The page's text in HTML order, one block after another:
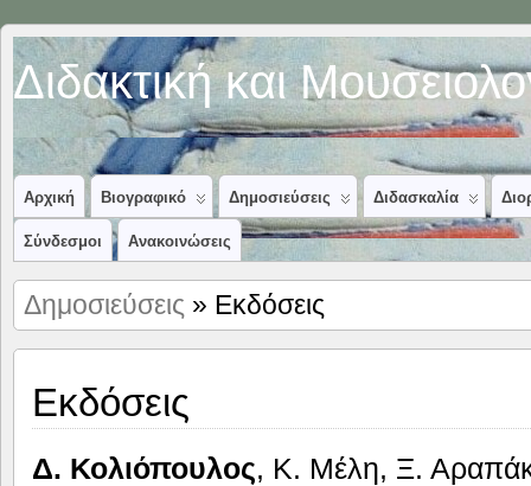
Διδακτική και
Αρχική Βιογραφικό Δημοσιεύσεις Διδασκαλία
Σύνδεσμοι Ανακοινώσεις
Δημοσιεύσεις » Εκδόσεις
Εκδόσεις
Δ. Κολιόπουλος, Κ. Μέλη, Ξ.